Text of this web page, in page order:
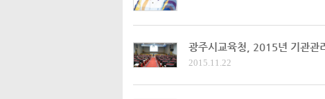
광주시교육청, 2015년 기관관
2015.11.22